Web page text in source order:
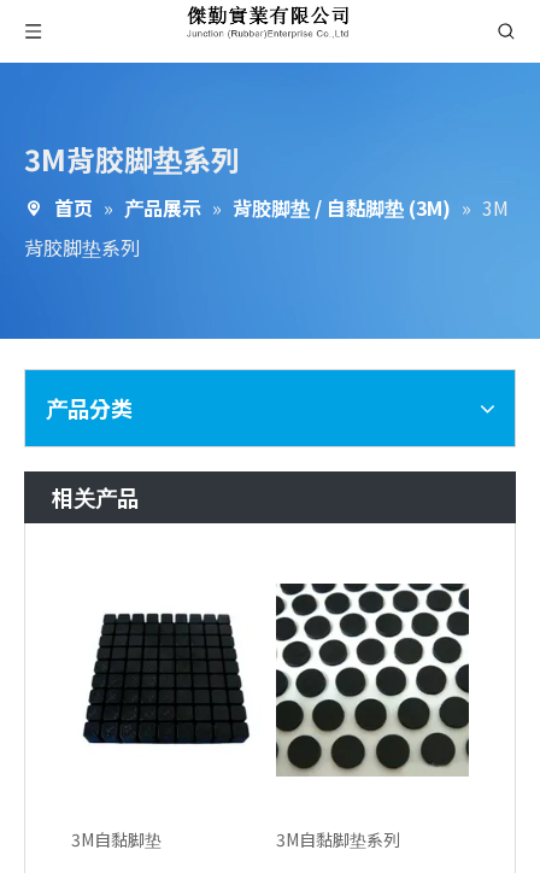
3M背胶脚垫系列
首页 » 产品展示 » 背胶脚垫 / 自黏脚垫 (3M) » 3M
背胶脚垫系列
产品分类
相关产品
3M自黏脚垫 3M自黏脚垫系列